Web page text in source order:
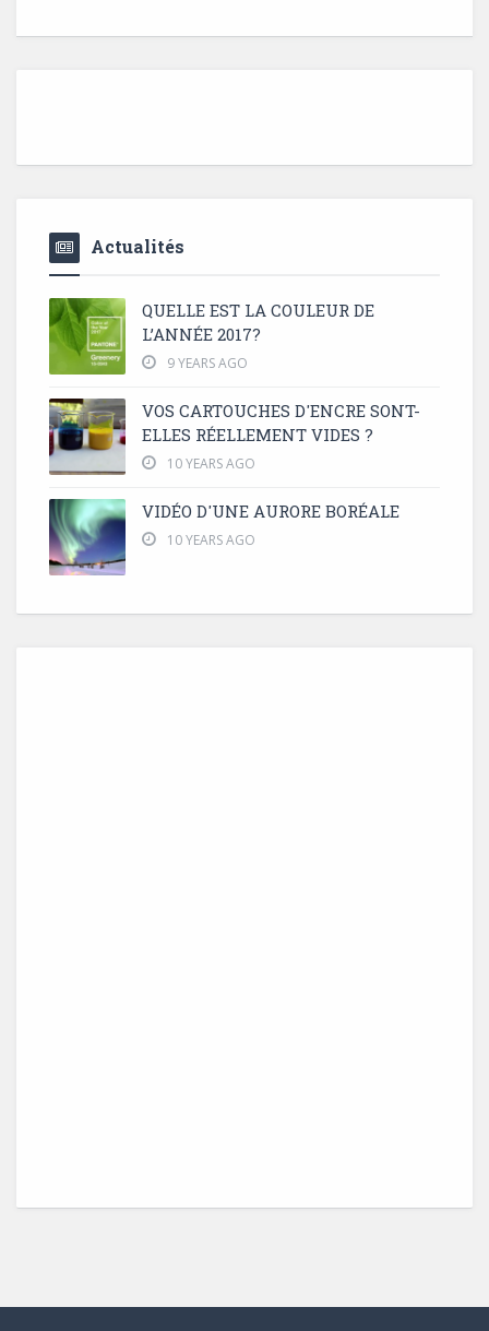
Actualités
QUELLE EST LA COULEUR DE
L’ANNÉE 2017?
9 YEARS AGO
VOS CARTOUCHES D'ENCRE SONT-
ELLES RÉELLEMENT VIDES ?
10 YEARS AGO
VIDÉO D'UNE AURORE BORÉALE
10 YEARS AGO